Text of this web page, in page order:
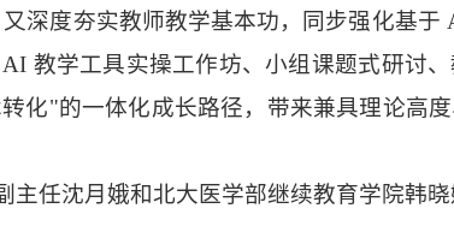
深度夯实教师教学基本功，同步强化基于
教学工具实操工作坊、小组课题式研讨
化"的一体化成长路径，带来兼具理论高
任沈月娥和北大医学部继续教育学院韩晓